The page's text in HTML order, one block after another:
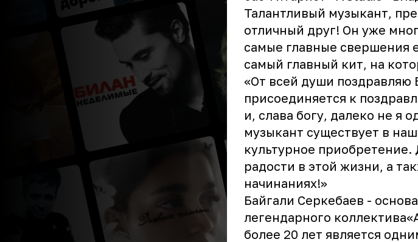
Талантливый музыкант,
отличный друг! Он уже
самые главные свершения
самый главный кит, на
«От всей души поздравляю
присоединяется к
и, слава богу, далеко не я
музыкант существует в
культурное приобретение.
радости в этой жизни, а
начинаниях!»
Байгали Серкебаев -
легендарного
более 20 лет является